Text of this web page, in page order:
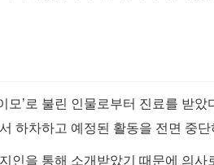
’로 불린 인물로부터 진료를 받
하차하고 예정된 활동을 전면 중
인을 통해 소개받았기 때문에 의